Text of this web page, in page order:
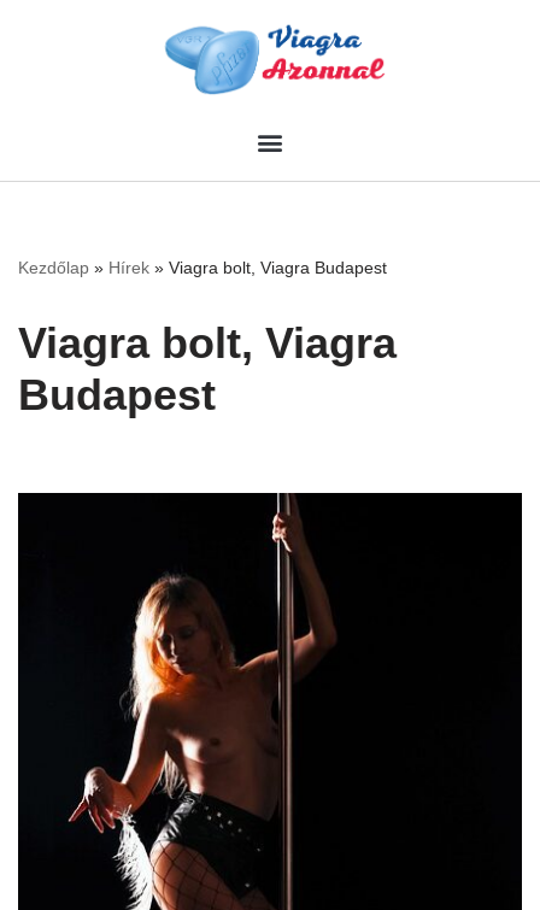
Kezdőlap » Hírek » Viagra bolt, Viagra Budapest
Viagra bolt, Viagra
Budapest